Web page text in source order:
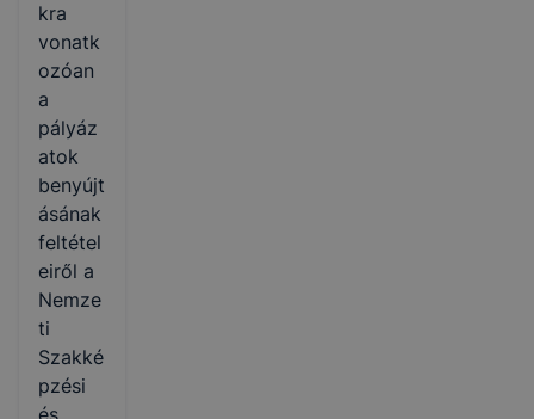
kra
vonatk
ozóan
a
pályáz
atok
benyújt
ásának
feltétel
eiről a
Nemze
ti
Szakké
pzési